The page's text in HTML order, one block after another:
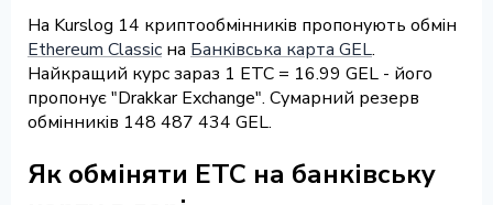
На Kurslog 14 криптообмінників пропонують обмін
Ethereum Classic на Банківська карта GEL.
Найкращий курс зараз 1 ETC = 16.99 GEL - його
пропонує "Drakkar Exchange". Сумарний резерв
обмінників 148 487 434 GEL.
Як обміняти ETC на банківську